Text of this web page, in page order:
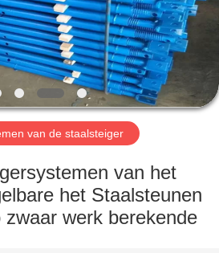
van de staalsteiger
van het
het Staalsteunen
werk berekende